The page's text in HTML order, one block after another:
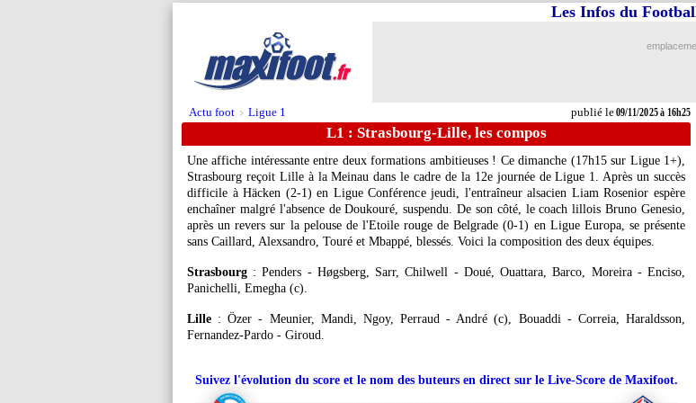
Actu foot > Ligue 1 publié le09/11/2025 à 16h25
Les Infos du
L1 : Strasbourg-Lille, les compos
Une affiche intéressante entre deux formations ambitieuses ! Ce dimanche (17h15 sur Ligue 1+),
Strasbourg reçoit Lille à la Meinau dans le cadre de la 12e journée de Ligue 1. Après un succès
difficile à Häcken (2-1) en Ligue Conférence jeudi, l'entraîneur alsacien Liam Rosenior espère
enchaîner malgré l'absence de Doukouré, suspendu. De son côté, le coach lillois Bruno Genesio,
après un revers sur la pelouse de l'Etoile rouge de Belgrade (0-1) en Ligue Europa, se présente
sans Caillard, Alexsandro, Touré et Mbappé, blessés. Voici la composition des deux équipes.
Strasbourg : Penders - Høgsberg, Sarr, Chilwell - Doué, Ouattara, Barco, Moreira - Enciso,
Panichelli, Emegha (c).
Lille : Özer - Meunier, Mandi, Ngoy, Perraud - André (c), Bouaddi - Correia, Haraldsson,
Fernandez-Pardo - Giroud.
Suivez l'évolution du score et le nom des buteurs en direct sur le Live-Score de Maxifoot.